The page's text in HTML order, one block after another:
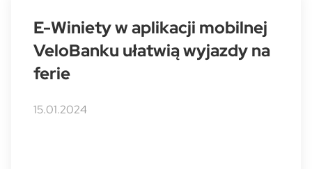
E-Winiety w aplikacji mobilnej
VeloBanku ułatwią wyjazdy na
ferie
15.01.2024